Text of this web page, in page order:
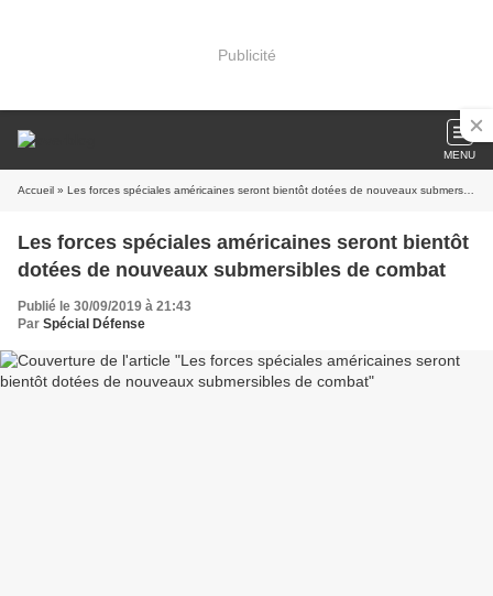
Publicité
MENU
Accueil » Les forces spéciales américaines seront bientôt dotées de nouveaux submersibles de combat
Les forces spéciales américaines seront bientôt
dotées de nouveaux submersibles de combat
Publié le 30/09/2019 à 21:43
Par Spécial Défense